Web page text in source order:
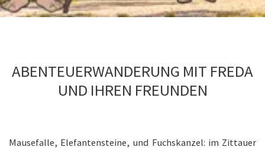
ABENTEUERWANDERUNG MIT FREDA
UND IHREN FREUNDEN
Mausefalle, Elefantensteine, und Fuchskanzel: im Zittauer